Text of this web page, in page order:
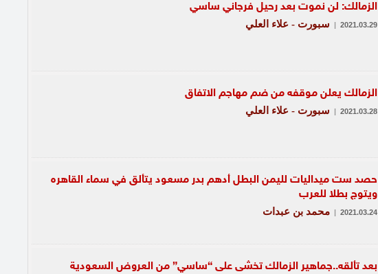
الزمالك: لن نموت بعد رحيل فرجاني ساسي
2021.03.29
| سبورت - علاء العلي
الزمالك يعلن موقفه من ضم مهاجم الاتفاق
2021.03.28
| سبورت - علاء العلي
حصد ست ميداليات لليمن البطل أدهم بدر مسعود يتألق في سماء القاهره
ويتوج بطلا للعرب
2021.03.24
| محمد بن عبدات
بعد تألقه..جماهير الزمالك تخشى على “ساسي” من العروض السعودية